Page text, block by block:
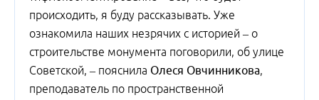
происходить, я буду рассказывать. Уже
ознакомила наших незрячих с историей – о
строительстве монумента поговорили, об улице
Советской, – пояснила Олеся Овчинникова,
преподаватель по пространственной